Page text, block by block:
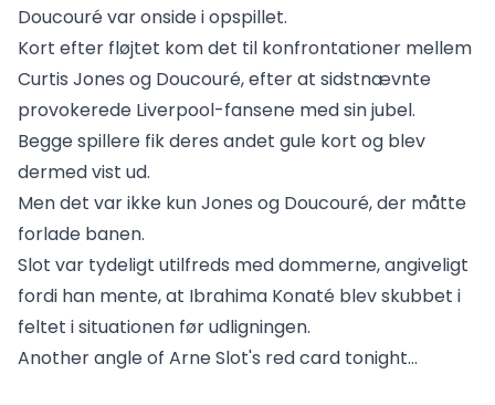
Doucouré var onside i opspillet.
Kort efter fløjtet kom det til konfrontationer mellem
Curtis Jones og Doucouré, efter at sidstnævnte
provokerede Liverpool-fansene med sin jubel.
Begge spillere fik deres andet gule kort og blev
dermed vist ud.
Men det var ikke kun Jones og Doucouré, der måtte
forlade banen.
Slot var tydeligt utilfreds med dommerne, angiveligt
fordi han mente, at Ibrahima Konaté blev skubbet i
feltet i situationen før udligningen.
Another angle of Arne Slot's red card tonight…